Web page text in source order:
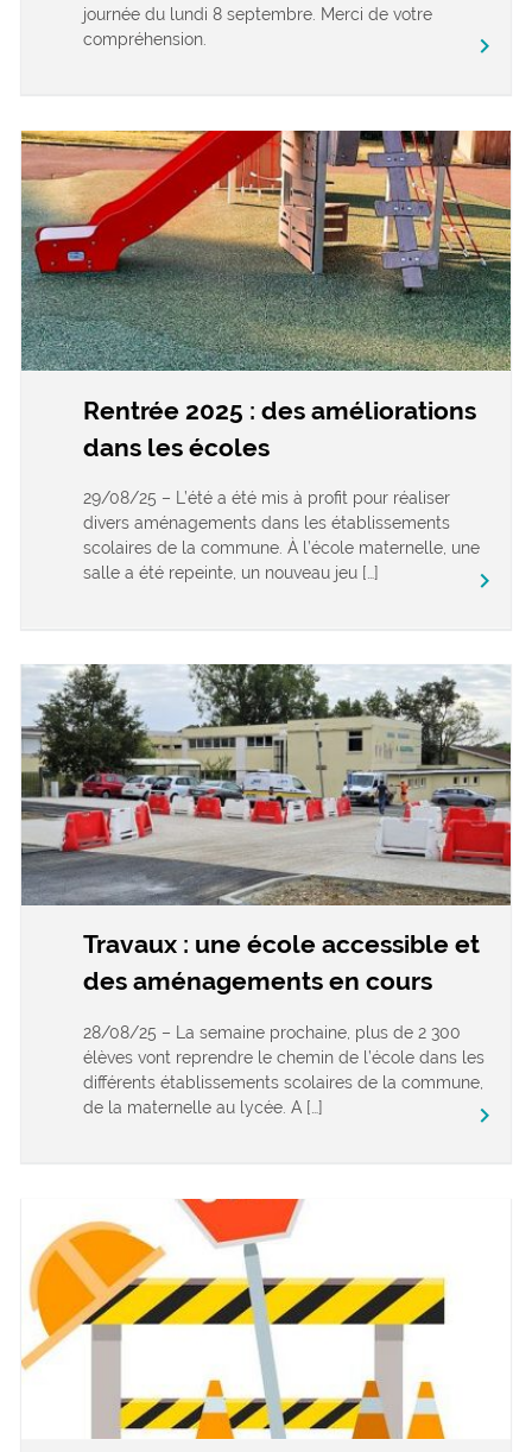
journée du lundi 8 septembre. Merci de votre
compréhension.
keyboard_arrow_right
Rentrée 2025 : des améliorations
dans les écoles
29/08/25 – L’été a été mis à profit pour réaliser
divers aménagements dans les établissements
scolaires de la commune. À l’école maternelle, une
salle a été repeinte, un nouveau jeu […]
keyboard_arrow_right
Travaux : une école accessible et
des aménagements en cours
28/08/25 – La semaine prochaine, plus de 2 300
élèves vont reprendre le chemin de l’école dans les
différents établissements scolaires de la commune,
de la maternelle au lycée. A […]
keyboard_arrow_right